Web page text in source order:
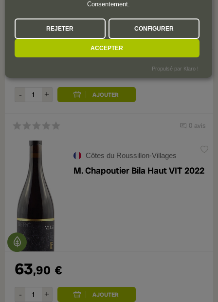
97 Decanter
Plus que 3 bouteilles
0 avis
Côtes du Roussillon-Villages
M. Chapoutier Bila Haut VIT 2022
63,90 €
Consentement.
REJETER CONFIGURER
ACCEPTER
Propulsé par Klaro !